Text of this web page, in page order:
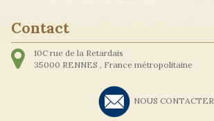
Contact
10C rue de la Retardais
35000 RENNES , France métropolitaine
NOUS CONTACTER